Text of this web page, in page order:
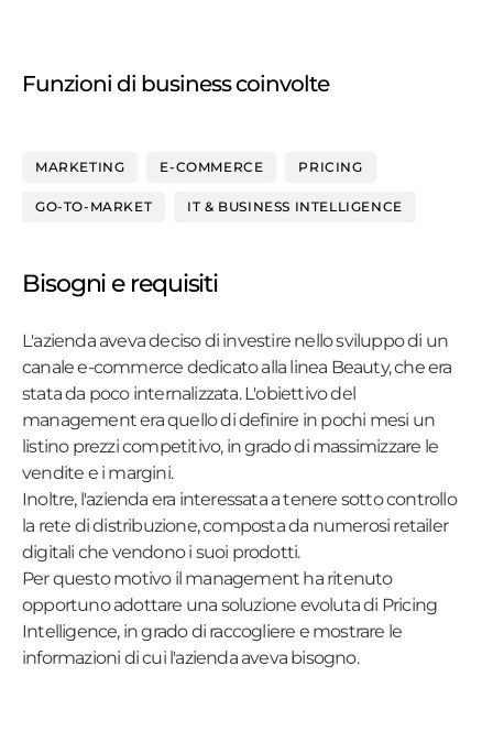
Funzioni di business coinvolte
MARKETING E-COMMERCE PRICING
GO-TO-MARKET IT & BUSINESS INTELLIGENCE
Bisogni e requisiti
L'azienda aveva deciso di investire nello sviluppo di un
canale e-commerce dedicato alla linea Beauty, che era
stata da poco internalizzata. L'obiettivo del
management era quello di definire in pochi mesi un
listino prezzi competitivo, in grado di massimizzare le
vendite e i margini.
Inoltre, l'azienda era interessata a tenere sotto controllo
la rete di distribuzione, composta da numerosi retailer
digitali che vendono i suoi prodotti.
Per questo motivo il management ha ritenuto
opportuno adottare una soluzione evoluta di Pricing
Intelligence, in grado di raccogliere e mostrare le
informazioni di cui l'azienda aveva bisogno.